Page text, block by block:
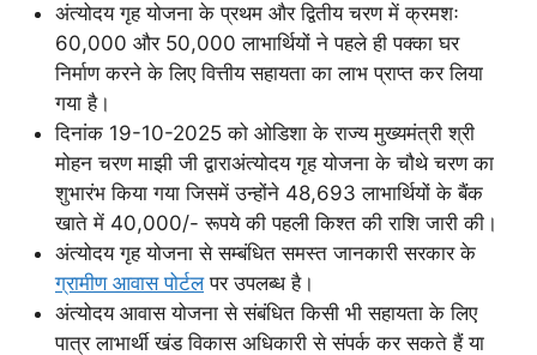
अंत्योदय गृह योजना के प्रथम और द्वितीय चरण में क्रमशः
60,000 और 50,000 लाभार्थियों ने पहले ही पक्का घर
निर्माण करने के लिए वित्तीय सहायता का लाभ प्राप्त कर लिया
गया है।
दिनांक 19-10-2025 को ओडिशा के राज्य मुख्यमंत्री श्री
मोहन चरण माझी जी द्वाराअंत्योदय गृह योजना के चौथे चरण का
शुभारंभ किया गया जिसमें उन्होंने 48,693 लाभार्थियों के बैंक
खाते में 40,000/- रूपये की पहली किश्त की राशि जारी की।
अंत्योदय गृह योजना से सम्बंधित समस्त जानकारी सरकार के
ग्रामीण आवास पोर्टलपर उपलब्ध है।
अंत्योदय आवास योजना से संबंधित किसी भी सहायता के लिए
पात्र लाभार्थी खंड विकास अधिकारी से संपर्क कर सकते हैं या